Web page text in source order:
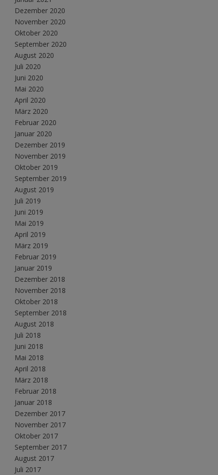
Dezember 2020
November 2020
Oktober 2020
September 2020
August 2020
Juli 2020
Juni 2020
Mai 2020
April 2020
März 2020
Februar 2020
Januar 2020
Dezember 2019
November 2019
Oktober 2019
September 2019
August 2019
Juli 2019
Juni 2019
Mai 2019
April 2019
März 2019
Februar 2019
Januar 2019
Dezember 2018
November 2018
Oktober 2018
September 2018
August 2018
Juli 2018
Juni 2018
Mai 2018
April 2018
März 2018
Februar 2018
Januar 2018
Dezember 2017
November 2017
Oktober 2017
September 2017
August 2017
Juli 2017